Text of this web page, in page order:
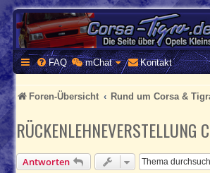
CORSA-TIGRA.DE
Homepage und Forum rund um Opel Corsa
FAQ mChat Kontakt
Foren-Übersicht Rund um Corsa &
RÜCKENLEHNEVERSTELLUNG
Antworten